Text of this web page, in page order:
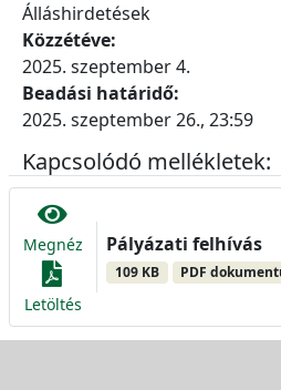
Álláshirdetések
Közzétéve:
2025. szeptember 4.
Beadási határidő:
2025. szeptember 26., 23:59
Kapcsolódó mellékletek:
Megnéz
Letöltés
Pályázati felhívás
109 KB PDF